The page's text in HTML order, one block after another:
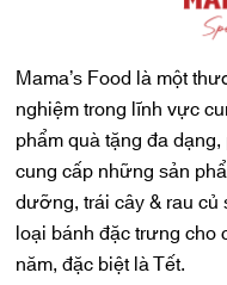
Mama’s Food là một
nghiệm trong lĩnh vực
phẩm quà tặng đa
cung cấp những sản
dưỡng, trái cây & rau củ
loại bánh đặc trưng cho
năm, đặc biệt là Tết.